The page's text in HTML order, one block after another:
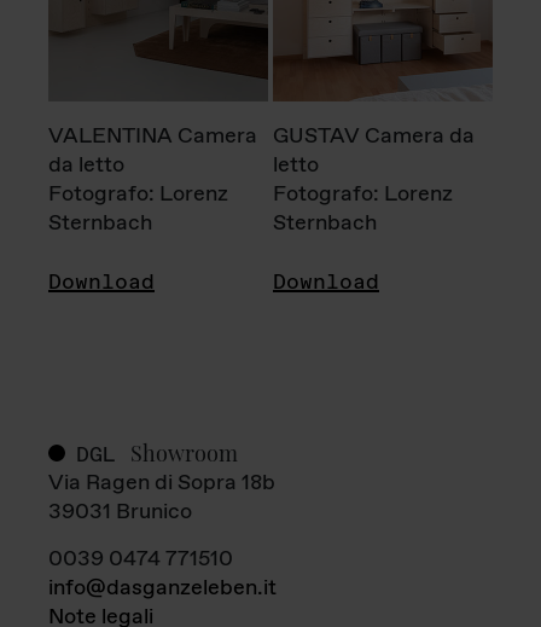
VALENTINA Camera
da letto
Fotografo: Lorenz
Sternbach
Download
GUSTAV Camera da
letto
Fotografo: Lorenz
Sternbach
Download
DGL Showroom
Via Ragen di Sopra 18b
39031 Brunico
0039 0474 771510
info@dasganzeleben.it
Note legali